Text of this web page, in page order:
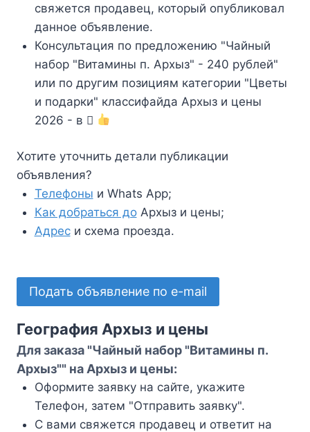
свяжется продавец, который опубликовал
данное объявление.
Консультация по предложению "Чайный
набор "Витамины п. Архыз" - 240 рублей"
или по другим позициям категории "Цветы
и подарки" классифайда Архыз и цены
2026 - в
Хотите уточнить детали публикации
объявления?
Телефоны и Whats App;
Как добраться доАрхыз и цены;
Адреси схема проезда.
Подать объявление по e-mail
География Архыз и цены
Для заказа "Чайный набор "Витамины п.
Архыз"" на Архыз и цены:
Оформите заявку на сайте, укажите
Телефон, затем "Отправить заявку".
С вами свяжется продавец и ответит на